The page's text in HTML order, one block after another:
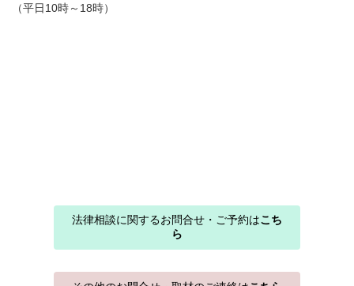
（平日10時～18時）
法律相談に関するお問合せ・ご予約はこち
ら